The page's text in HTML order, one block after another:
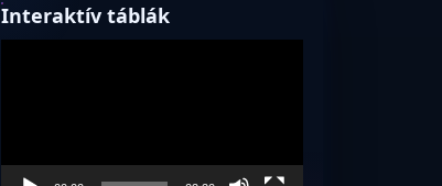
Interaktív táblák